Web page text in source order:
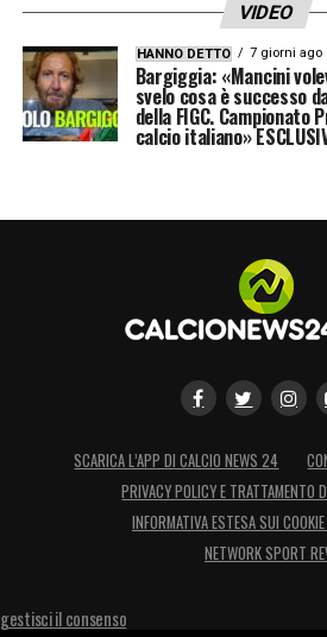
VIDEO
HANNO DETTO 7 giorni ago
Bargiggia: «Mancini
svelo cosa è successo
della FIGC. Campionato
calcio italiano»
SCARICA L’APP DI CALCIO NEWS 24
PRIVACY POLICY E TRATTAMENTO
INFORMATIVA ESTESA SUI
NETWORK SPORT
gestisci il consenso